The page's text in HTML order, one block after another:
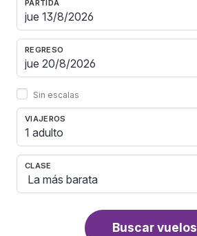
PARTIDA
REGRESO
Sin escalas
VIAJEROS
1 adulto
CLASE
Buscar vuelos